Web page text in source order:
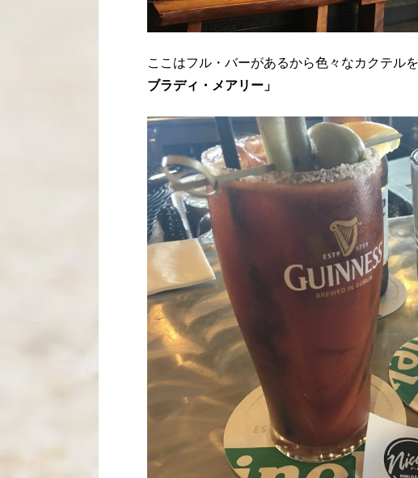
ここはフル・バーがあるから色々なカクテル
ブラディ・メアリー」